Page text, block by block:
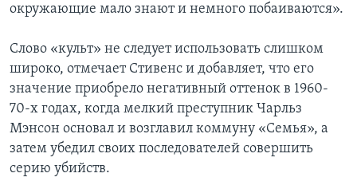
окружающие мало знают и немного побаиваются».
Слово «культ» не следует использовать слишком
широко, отмечает Стивенс и добавляет, что его
значение приобрело негативный оттенок в 1960-
70-х годах, когда мелкий преступник Чарльз
Мэнсон основал и возглавил коммуну «Семья», а
затем убедил своих последователей совершить
серию убийств.